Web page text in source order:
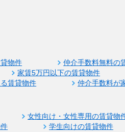
物件 仲介手数料無料の
家賃5万円以下の賃貸物件
賃貸物件
仲介手数料が
女性向け・女性専用の賃貸物
学生向けの賃貸物件